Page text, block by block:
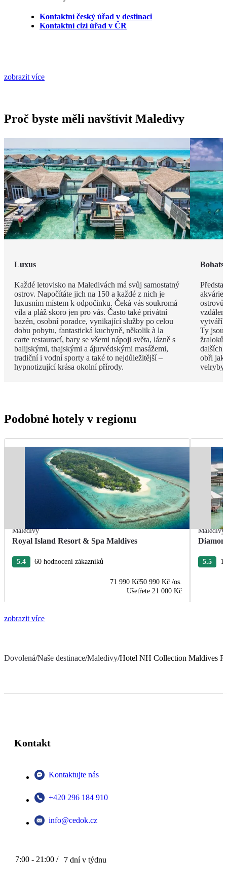
Kontaktní český úřad v destinaci
Kontaktní cizí úřad v ČR
zobrazit více
Proč byste měli navštívit Maledivy
Luxus
Každé letovisko na Maledivách má svůj samostatný
ostrov. Napočítáte jich na 150 a každé z nich je
luxusním místem k odpočinku. Čeká vás soukromá
vila a pláž skoro jen pro vás. Často také privátní
bazén, osobní poradce, vynikající služby po celou
dobu pobytu, fantastická kuchyně, několik à la
carte restaurací, bary se všemi nápoji světa, lázně s
balijskými, thajskými a ájurvédskými masážemi,
tradiční i vodní sporty a také to nejdůležitější –
hypnotizující krása okolní přírody.
ostrovů
vytváří
Ty jsou
dalších
obři
velryby.
Podobné hotely v regionu
Maledivy
Royal Island Resort & Spa Maldives
5.4 60 hodnocení zákazníků
71 990 Kč50 990 Kč /os.
Ušetřete 21 000 Kč
Maledivy
5.5
zobrazit více
Dovolená/Naše destinace/Maledivy/Hotel NH Collection Maldives
Kontakt
Kontaktujte nás
+420 296 184 910
info@cedok.cz
7:00 - 21:00 / 7 dní v týdnu